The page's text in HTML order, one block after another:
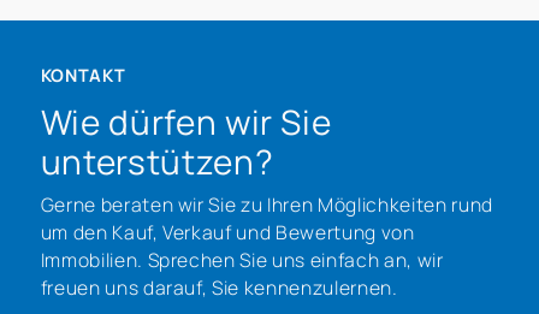
KONTAKT
Wie dürfen wir Sie
unterstützen?
Gerne beraten wir Sie zu Ihren Möglichkeiten rund
um den Kauf, Verkauf und Bewertung von
Immobilien. Sprechen Sie uns einfach an, wir
freuen uns darauf, Sie kennenzulernen.